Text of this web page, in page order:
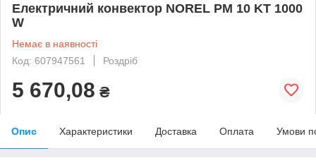
Електричний конвектор NOREL PM 10 KT 1000
W
Немає в наявності
Код: 607947561
Роздріб
5 670,08 ₴
Опис Характеристики Доставка Оплата Умови